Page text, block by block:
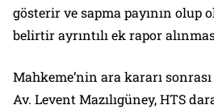
gösterir ve sapma payının
belirtir ayrıntılı ek rapor
Mahkeme’nin ara kararı
Av. Levent Mazılıgüney, HTS